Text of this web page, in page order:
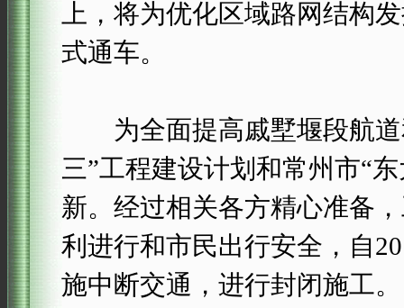
上，将为优化区域路网结构
式通车。
为全面提高戚墅堰段航道
三”工程建设计划和常州市“
新。经过相关各方精心准备
利进行和市民出行安全，自
施中断交通，进行封闭施工。